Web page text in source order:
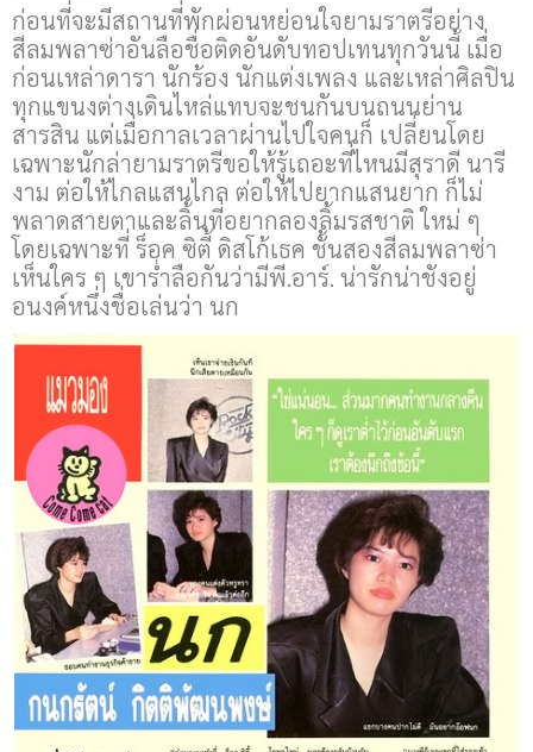
ก่อนที่จะมีสถานที่พักผ่อนหย่อนใจยามราตรีอย่าง
สีลมพลาซ่าอันลือชื่อติดอันดับทอปเทนทุกวันนี้ เมื่อ
ก่อนเหล่าดารา นักร้อง นักแต่งเพลง และเหล่าศิลปิน
ทุกแขนงต่างเดินไหล่แทบจะชนกันบนถนนย่าน
สารสิน แต่เมื่อกาลเวลาผ่านไปใจคนก็ เปลี่ยนโดย
เฉพาะนักล่ายามราตรีขอให้รู้เถอะที่ไหนมีสุราดี นารี
งาม ต่อให้ไกลแสนไกล ต่อให้ไปยากแสนยาก ก็ไม่
พลาดสายตาและลิ้นที่อยากลองลิ้มรสชาติ ใหม่ ๆ
โดยเฉพาะที่ ร็อค ซิตี้ ดิสโก้เธค ชั้นสองสีลมพลาซ่า
เห็นใคร ๆ เขาร่ำลือกันว่ามีพี.อาร์. น่ารักน่าชังอยู่
อนงค์หนึ่งชื่อเล่นว่า นก